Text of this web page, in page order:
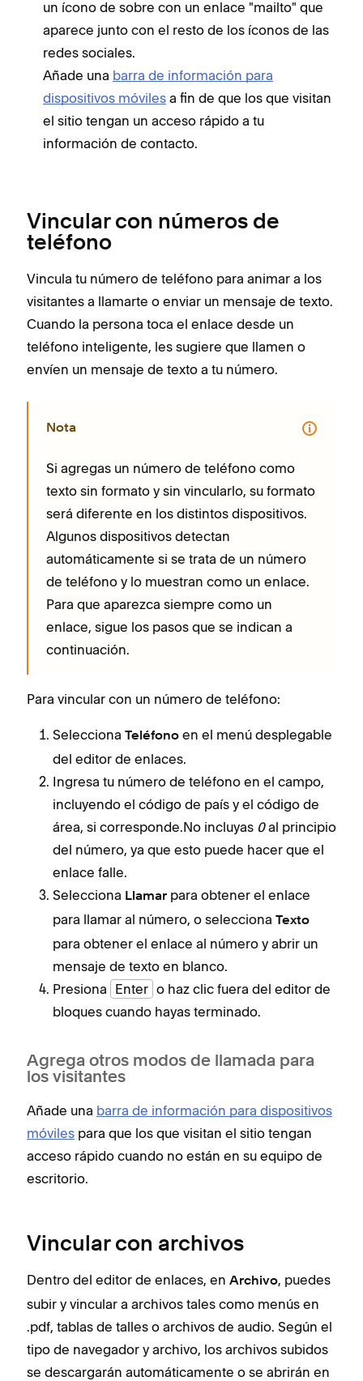
un ícono de sobre con un enlace "mailto" que
aparece junto con el resto de los íconos de las
redes sociales.
Añade una barra de información para
dispositivos móviles a fin de que los que visitan
el sitio tengan un acceso rápido a tu
información de contacto.
Vincular con números de
teléfono
Vincula tu número de teléfono para animar a los
visitantes a llamarte o enviar un mensaje de texto.
Cuando la persona toca el enlace desde un
teléfono inteligente, les sugiere que llamen o
envíen un mensaje de texto a tu número.
Nota
Si agregas un número de teléfono como
texto sin formato y sin vincularlo, su formato
será diferente en los distintos dispositivos.
Algunos dispositivos detectan
automáticamente si se trata de un número
de teléfono y lo muestran como un enlace.
Para que aparezca siempre como un
enlace, sigue los pasos que se indican a
continuación.
Para vincular con un número de teléfono:
Selecciona Teléfono en el menú desplegable
del editor de enlaces.
Ingresa tu número de teléfono en el campo,
incluyendo el código de país y el código de
área, si corresponde.No incluyas 0al principio
del número, ya que esto puede hacer que el
enlace falle.
Selecciona Llamar para obtener el enlace
para llamar al número, o selecciona Texto
para obtener el enlace al número y abrir un
mensaje de texto en blanco.
Presiona Enter o haz clic fuera del editor de
bloques cuando hayas terminado.
Agrega otros modos de llamada para
los visitantes
Añade una barra de información para dispositivos
móviles para que los que visitan el sitio tengan
acceso rápido cuando no están en su equipo de
escritorio.
Vincular con archivos
Dentro del editor de enlaces, en Archivo, puedes
subir y vincular a archivos tales como menús en
.pdf, tablas de talles o archivos de audio. Según el
tipo de navegador y archivo, los archivos subidos
se descargarán automáticamente o se abrirán en